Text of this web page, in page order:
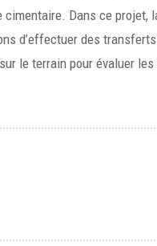
Dans ce projet,
d’effectuer des
sur le terrain pour évaluer